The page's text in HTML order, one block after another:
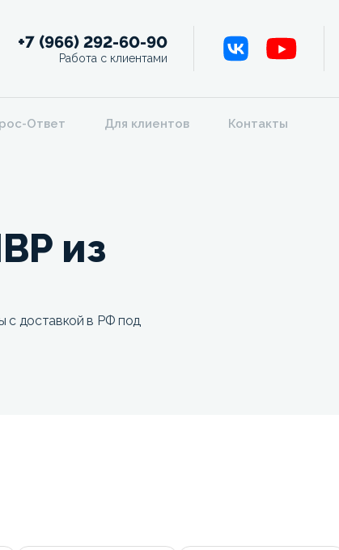
+7 (966) 292-60-90
Работа с клиентами
Ответ Для клиентов Контакты
из
с доставкой в РФ под